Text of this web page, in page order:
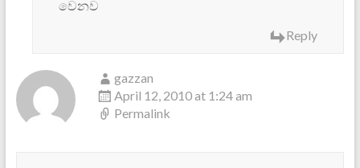
වෙනව
Reply
gazzan
April 12, 2010 at 1:24 am
Permalink